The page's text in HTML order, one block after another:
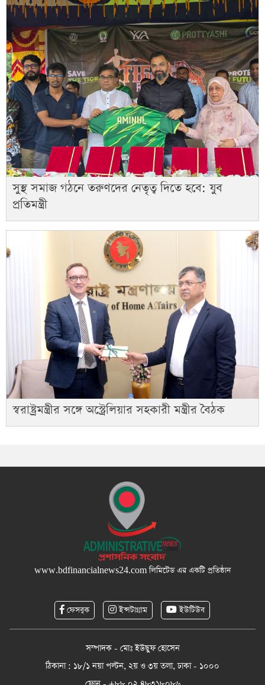
সুস্থ সমাজ গঠনে তরুণদের নেতৃত্ব দিতে হবে: যুব
প্রতিমন্ত্রী
স্বরাষ্ট্রমন্ত্রীর সঙ্গে অস্ট্রেলিয়ার সহকারী মন্ত্রীর বৈঠক
www.bdfinancialnews24.comলিমিটেড এর একটি প্রতিষ্ঠান
ফেসবুক ইন্সটাগ্রাম ইউটিউব
সম্পাদক - মোঃ ইউছুফ হোসেন
ঠিকানা : ১৮/১ নয়া পল্টন, ২য় ও ৩য় তলা, ঢাকা - ১০০০